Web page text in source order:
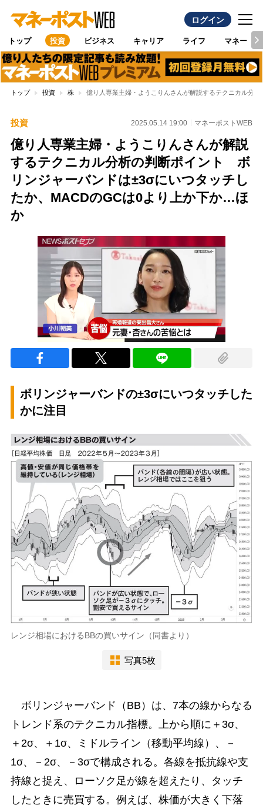
ログイン
トップ 投資 ビジネス キャリア ライフ マネー
トップ 投資 株 億り人専業主婦・ようこりんさんが解説するテクニカル分
投資 2025.05.14 19:00 マネーポストWEB
億り人専業主婦・ようこりんさんが解説
するテクニカル分析の判断ポイント ボ
リンジャーバンドは±3σにいつタッチし
たか、MACDのGCは0より上か下か…ほ
か
ボリンジャーバンドの±3σにいつタッチした
かに注目
レンジ相場におけるBBの買いサイン（同書より）
写真5枚
ボリンジャーバンド（BB）は、7本の線からなる
トレンド系のテクニカル指標。上から順に＋3σ、
＋2σ、＋1σ、ミドルライン（移動平均線）、－
1σ、－2σ、－3σで構成される。各線を抵抗線や支
持線と捉え、ローソク足が線を超えたり、タッチ
したときに売買する。例えば、株価が大きく下落